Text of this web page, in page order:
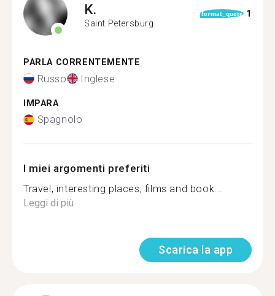
K.
Saint Petersburg
format_quote 1
PARLA CORRENTEMENTE
Russo Inglese
IMPARA
Spagnolo
I miei argomenti preferiti
Travel, interesting places, films and book...
Leggi di più
Scarica la app